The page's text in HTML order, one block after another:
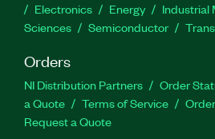
Electronics
Energy Industrial
Sciences
Semiconductor
Orders
NI Distribution Partners Order
a Quote
Terms of Service
Request a Quote